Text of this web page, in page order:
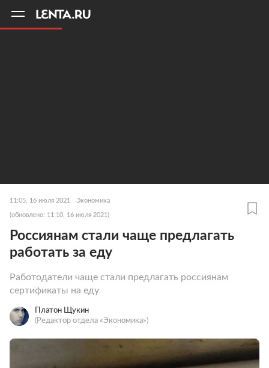
11:05, 16 июля 2021 Экономика
(обновлено: 11:10, 16 июля 2021)
Россиянам стали чаще предлагать
работать за еду
Работодатели чаще стали предлагать россиянам
сертификаты на еду
Платон Щукин
(Редактор отдела «Экономика»)